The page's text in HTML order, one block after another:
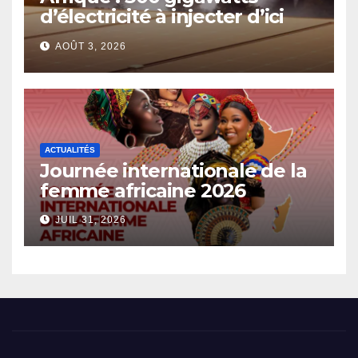
d’électricité à injecter d’ici
2030
AOÛT 3, 2026
ACTUALITÉS
Journée internationale de la
femme africaine 2026
JUIL 31, 2026